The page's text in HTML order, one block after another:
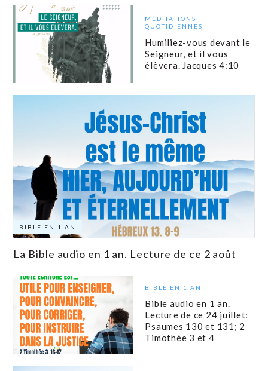
MÉDITATIONS
QUOTIDIENNES
Humiliez-vous devant le
Seigneur, et il vous
élèvera. Jacques 4:10
BIBLE EN 1 AN
La Bible audio en 1 an. Lecture de ce 2 août
BIBLE EN 1 AN
Bible audio en 1 an.
Lecture de ce 24 juillet:
Psaumes 130 et 131; 2
Timothée 3 et 4